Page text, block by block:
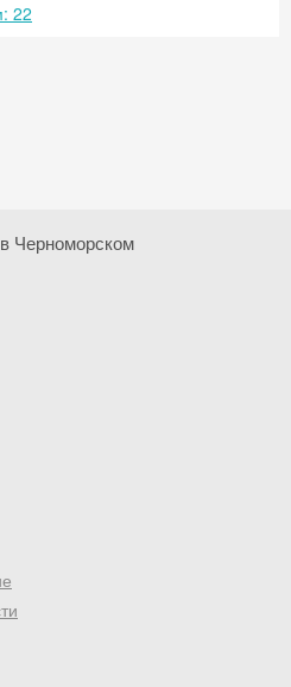
22
Черноморском
−5%
почту и получи
бронирование!